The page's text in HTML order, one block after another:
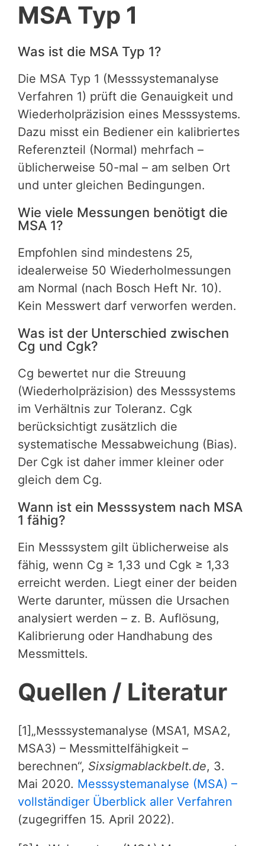
MSA Typ 1
Was ist die MSA Typ 1?
Die MSA Typ 1 (Messsystemanalyse
Verfahren 1) prüft die Genauigkeit und
Wiederholpräzision eines Messsystems.
Dazu misst ein Bediener ein kalibriertes
Referenzteil (Normal) mehrfach –
üblicherweise 50-mal – am selben Ort
und unter gleichen Bedingungen.
Wie viele Messungen benötigt die
MSA 1?
Empfohlen sind mindestens 25,
idealerweise 50 Wiederholmessungen
am Normal (nach Bosch Heft Nr. 10).
Kein Messwert darf verworfen werden.
Was ist der Unterschied zwischen
Cg und Cgk?
Cg bewertet nur die Streuung
(Wiederholpräzision) des Messsystems
im Verhältnis zur Toleranz. Cgk
berücksichtigt zusätzlich die
systematische Messabweichung (Bias).
Der Cgk ist daher immer kleiner oder
gleich dem Cg.
Wann ist ein Messsystem nach MSA
1 fähig?
Ein Messsystem gilt üblicherweise als
fähig, wenn Cg ≥ 1,33 und Cgk ≥ 1,33
erreicht werden. Liegt einer der beiden
Werte darunter, müssen die Ursachen
analysiert werden – z. B. Auflösung,
Kalibrierung oder Handhabung des
Messmittels.
Quellen / Literatur
[1]„Messsystemanalyse (MSA1, MSA2,
MSA3) – Messmittelfähigkeit –
berechnen“, Sixsigmablackbelt.de, 3.
Mai 2020. Messsystemanalyse (MSA) –
vollständiger Überblick aller Verfahren
(zugegriffen 15. April 2022).